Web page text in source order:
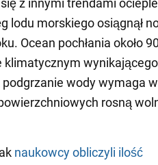
z innymi trendami
lodu morskiego osiągnął
Ocean pochłania około 90
klimatycznym
wody wymaga
rosną
naukowcy obliczyli ilość